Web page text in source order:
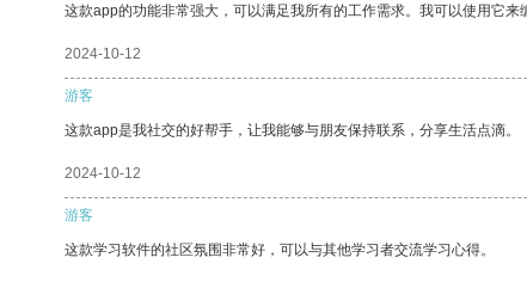
这款app的功能非常强大，可以满足我所有的工作需求。我可以使用它来
2024-10-12
游客
这款app是我社交的好帮手，让我能够与朋友保持联系，分享生活点滴。
2024-10-12
游客
这款学习软件的社区氛围非常好，可以与其他学习者交流学习心得。